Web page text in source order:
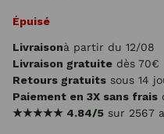
Épuisé
Livraisonà partir du 12/08
Livraison gratuite dès 70€
Retours gratuits sous 14
Paiement en 3X sans frais
★★★★★ 4.84/5 sur 2567